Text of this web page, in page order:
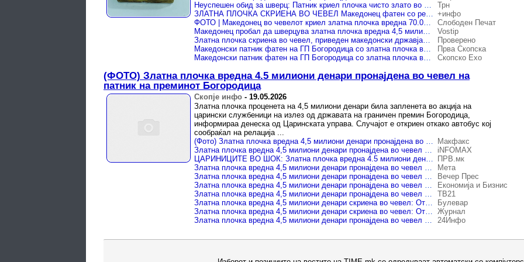
Неуспешен обид за шверц: Патник криел плочка чисто злато во чевлите за да ја внесе во Грција
Трн
ЗЛАТНА ПЛОЧКА СКРИЕНА ВО ЧЕВЕЛ Македонец фатен со речиси килограм злато на Богородица +инфо
ФОТО | Македонец во чевелот криел златна плочка вредна 70.000 евра
Слободен Печат
Македонец пробал да шверцува златна плочка вредна 4,5 милиони денари!
Vostip
Златна плочка скриена во чевел, приведен македонски државјанин
Проверено
Македонски патник фатен на ГП Богородица со златна плочка во чевелот вредна 4,5 милиони денари
Прва Скопска
Македонски патник фатен на ГП Богородица со златна плочка во чевелот вредна 4,5 милиони денари
Скопско Ехо
(ФОТО) Златна плочка вредна 4.5 милиони денари пронајдена во чевел на
патник на преминот Богородица
Скопје инфо - 19.05.2026
Златна плочка проценета на 4,5 милиони денари била запленета во акција на
царински службеници на излез од државата на граничен премин Богородица,
информираа денеска од Царинската управа. Случајот е откриен откако автобус кој
сообраќал на релација ...
(Фото) Златна плочка вредна 4,5 милиони денари пронајдена во чевел на патник на граничниот премин Богородица
Макфакс
Златна плочка вредна 4,5 милиони денари пронајдена во чевел на патник на граничен премин Богородица
iNFOMAX
ЦАРИНИЦИТЕ ВО ШОК: Златна плочка вредна 4.5 милиони денари пронајдена во чевел на патник на преминот Богородица!
ПРВ.мк
Златна плочка вредна 4,5 милиони денари пронајдена во чевел на патник на граничен премин Богородица
Мета
Златна плочка вредна 4,5 милиони денари пронајдена во чевел на патник
Вечер Прес
Златна плочка вредна 4,5 милиони денари пронајдена во чевел на патник, информираат од Царинска управа
Економија и Бизнис
Златна плочка вредна 4,5 милиони денари пронајдена во чевел на патник на ГП Богородица
ТВ21
Златна плочка вредна 4,5 милиони денари скриена во чевел: Откриен обид за криумчарење на границата Богородица
Булевар
Златна плочка вредна 4,5 милиони денари скриена во чевел: Откриен обид за криумчарење на границата Богородица Журнал
Златна плочка вредна 4,5 милиони денари пронајдена во чевел на патник на ГП Богородица
24Инфо